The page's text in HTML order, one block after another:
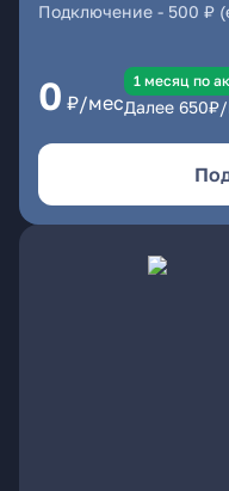
Подключение - 500 ₽
0 ₽/мес
1 месяц по
Далее 650₽/